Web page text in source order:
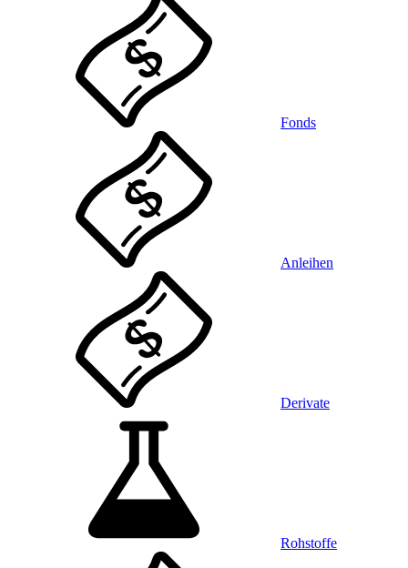
Fonds
Anleihen
Derivate
Rohstoffe